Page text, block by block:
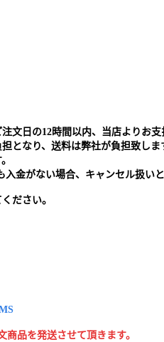
文日の12時間以内、当店よりお
となり、送料は弊社が負担致しま
入金がない場合、キャンセル扱いと
ださい。
品を発送させて頂きます。